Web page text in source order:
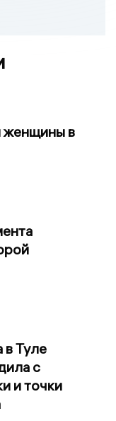
женщины в
в Туле
с
и точки